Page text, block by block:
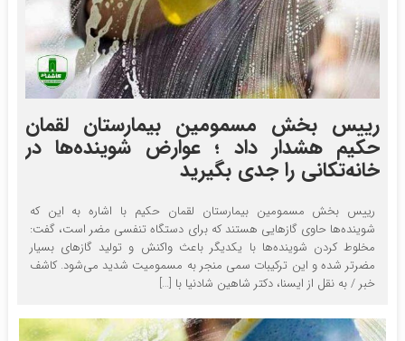
رییس بخش مسمومین بیمارستان لقمان
حکیم هشدار داد ؛ عوارض شوینده‌ها در
خانه‌تکانی را جدی بگیرید
رییس بخش مسمومین بیمارستان لقمان حکیم با اشاره به‌ این که
شوینده‌ها حاوی گازهایی هستند که برای دستگاه تنفسی مضر است، گفت:
مخلوط کردن شوینده‌ها با یکدیگر باعث واکنش و تولید گازهای بسیار
مضرتر شده و این ترکیبات سمی منجر به مسمومیت شدید می‌شود. کاشف
خبر / به نقل از ایسنا، دکتر شاهین شادنیا با […]